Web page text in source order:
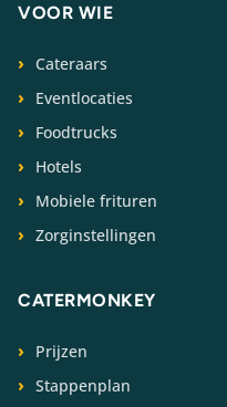
VOOR WIE
Cateraars
Eventlocaties
Foodtrucks
Hotels
Mobiele frituren
Zorginstellingen
CATERMONKEY
Prijzen
Stappenplan